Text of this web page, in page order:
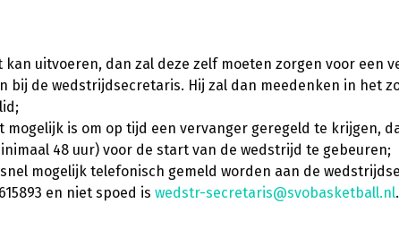
uitvoeren, dan zal deze zelf moeten zorgen voor een
bij de wedstrijdsecretaris. Hij zal dan meedenken in het
is om op tijd een vervanger geregeld te krijgen,
48 uur) voor de start van de wedstrijd te gebeuren;
mogelijk telefonisch gemeld worden aan de
en niet spoed is wedstr-secretaris@svobasketball.nl.